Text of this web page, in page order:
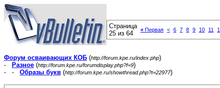
Страница
25 из 64
« Первая < 6 7 8 9 10 11
Форум осваивающих КОБ (http://forum.kpe.ru/index.php)
-
Разное (http://forum.kpe.ru/forumdisplay.php?f=9)
- - Образы букв (http://forum.kpe.ru/showthread.php?t=22977)